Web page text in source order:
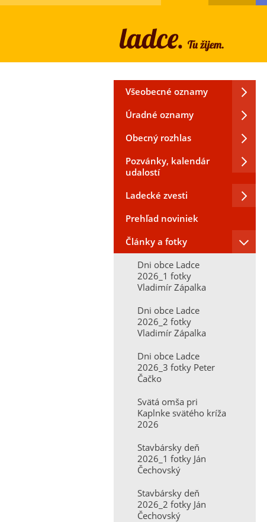
Všeobecné oznamy
Úradné oznamy
Obecný rozhlas
Pozvánky, kalendár
udalostí
Ladecké zvesti
Prehľad noviniek
Články a fotky
Dni obce Ladce
2026_1 fotky
Vladimír Zápalka
Dni obce Ladce
2026_2 fotky
Vladimír Zápalka
Dni obce Ladce
2026_3 fotky Peter
Čačko
Svätá omša pri
Kaplnke svätého kríža
2026
Stavbársky deň
2026_1 fotky Ján
Čechovský
Stavbársky deň
2026_2 fotky Ján
Čechovský